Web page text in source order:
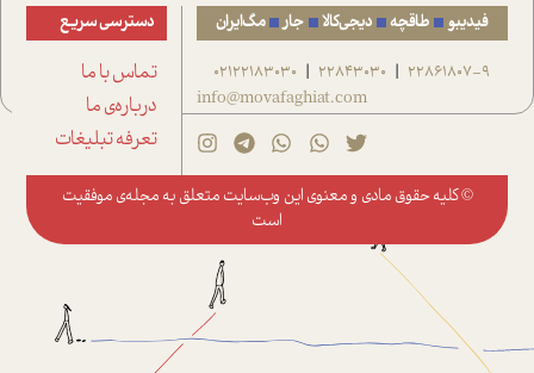
فیدیبو طاقچه دیجی‌کالا جار مگ‌ایران
22861807-9
|
22843030
|
02122183030
info@movafaghiat.com
دسترسی سریع
تماس با ما
درباره‌ی ما
تعرفه تبلیغات
© کلیه حقوق مادی و معنوی این وب‌سایت متعلق به مجله‌ی موفقیت
است